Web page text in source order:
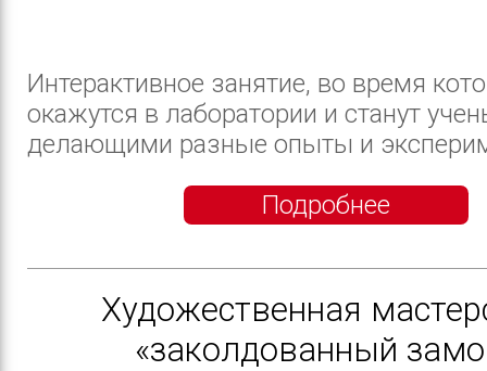
Интерактивное занятие, во время
окажутся в лаборатории и станут
делающими разные опыты и
Подробнее
Художественная
«заколдованный